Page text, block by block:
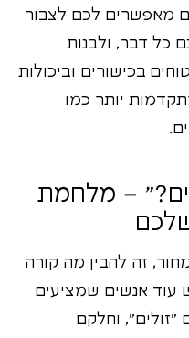
מאפשרים לכם לצבור
כל דבר, ולבנות
בכישורים וביכולות
יותר כמו
– מלחמת
זה להבין מה קורה
עוד אנשים שמציעים
"זולים", וחלקם